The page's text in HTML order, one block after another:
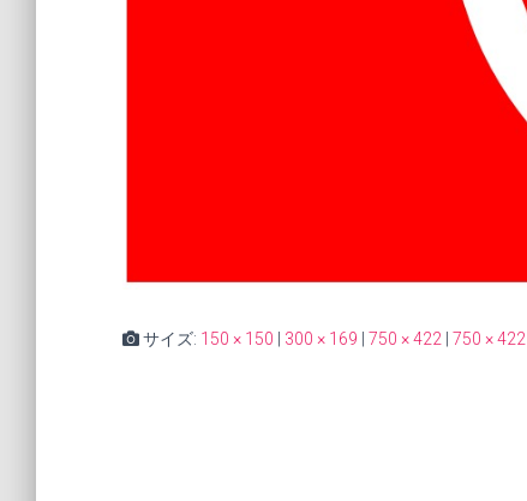
サイズ: 150 × 150 300 × 169 750 × 422 750 × 422